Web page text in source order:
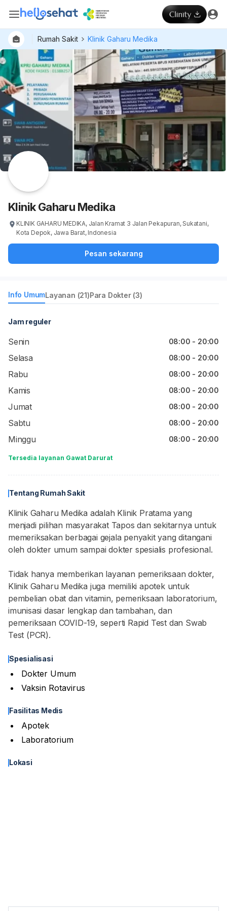
Rumah Sakit Klinik Gaharu Medika
Klinik Gaharu Medika
KLINIK GAHARU MEDIKA, Jalan Kramat 3 Jalan Pekapuran, Sukatani,
Kota Depok, Jawa Barat, Indonesia
Pesan sekarang
Info UmumLayanan (21)Para Dokter (3)
Jam reguler
Senin 08:00 - 20:00
Selasa 08:00 - 20:00
Rabu 08:00 - 20:00
Kamis 08:00 - 20:00
Jumat 08:00 - 20:00
Sabtu 08:00 - 20:00
Minggu 08:00 - 20:00
Tersedia layanan Gawat Darurat
Tentang Rumah Sakit
Klinik Gaharu Medika adalah Klinik Pratama yang
menjadi pilihan masyarakat Tapos dan sekitarnya untuk
memeriksakan berbagai gejala penyakit yang ditangani
oleh dokter umum sampai dokter spesialis profesional.
Tidak hanya memberikan layanan pemeriksaan dokter,
Klinik Gaharu Medika juga memiliki apotek untuk
pembelian obat dan vitamin, pemeriksaan laboratorium,
imunisasi dasar lengkap dan tambahan, dan
pemeriksaan COVID-19, seperti Rapid Test dan Swab
Test (PCR).
Spesialisasi
Dokter Umum
Vaksin Rotavirus
Fasilitas Medis
Apotek
Laboratorium
Lokasi
Hospital